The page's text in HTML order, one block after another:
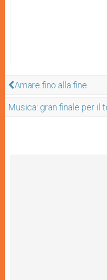
Amare fino alla fine
Musica: gran finale per il